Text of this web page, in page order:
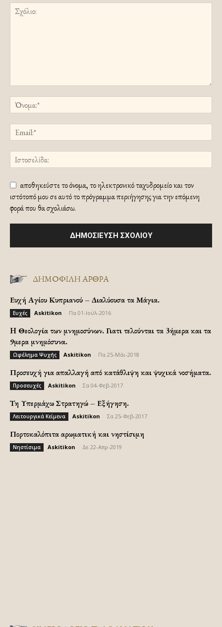
αποθηκεύστε το όνομα, το ηλεκτρονικό ταχυδρομείο και τον
ιστότοπό μου σε αυτό το πρόγραμμα περιήγησης για την επόμενη
φορά που θα σχολιάσω.
ΔΗΜΟΦΙΛΗ ΑΡΘΡΑ
Ευχή Αγίου Κυπριανού – Διαλύουσα τα Μάγια.
Ευχές Askitikon Πα 01-Ιούλ-2016
H Θεολογία των μνημοσύνων. Γιατι τελούνται τα 3ήμερα και τα
9μερα μνημόσυνα.
Ωφέλημα Ψυχής Askitikon Πα 25-Μάι-2018
Προσευχή για απαλλαγή από κατάθλιψη και ψυχικά νοσήματα.
Προσευχές Askitikon Σα 04-Φεβ-2017
Τη Υπερμάχω Στρατηγώ – Εξήγηση.
Λειτουργικά Κείμενα Askitikon Σα 25-Φεβ-2017
Πορτοκαλόπιτα αρωματική και νηστίσιμη
Νηστίσιμα Askitikon Δε 22-Απρ-2019